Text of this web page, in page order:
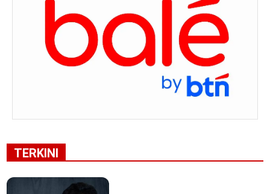
TERKINI